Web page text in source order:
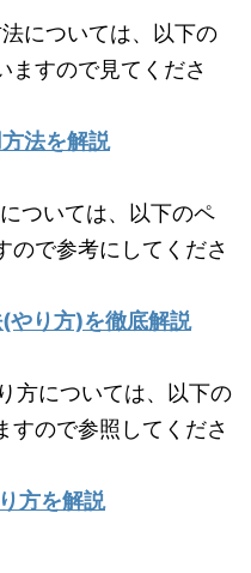
については、以下の
ますので見てくださ
法を解説
ついては、以下のペ
ので参考にしてくださ
やり方)を徹底解説
方については、以下の
すので参照してくださ
方を解説